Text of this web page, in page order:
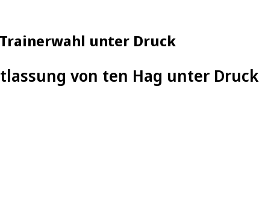
unter Druck
von ten Hag unter Druck